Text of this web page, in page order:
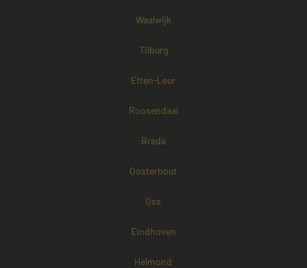
Waalwijk
Tilburg
Etten-Leur
Roosendaal
Breda
Oosterhout
Oss
Eindhoven
Helmond